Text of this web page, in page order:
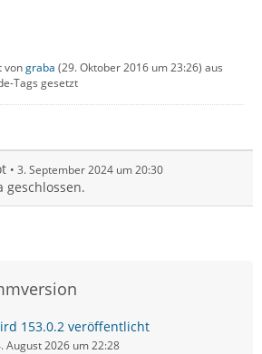
vongraba (29. Oktober 2016 um 23:26) aus
Tags gesetzt
3. September 2024 um 20:30
geschlossen.
153.0.2 veröffentlicht
August 2026 um 22:28